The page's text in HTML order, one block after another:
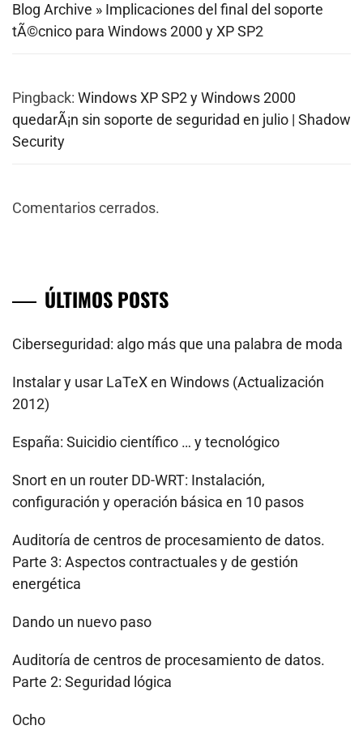
Blog Archive » Implicaciones del final del soporte
tÃ©cnico para Windows 2000 y XP SP2
Pingback: Windows XP SP2 y Windows 2000
quedarÃ¡n sin soporte de seguridad en julio | Shadow
Security
Comentarios cerrados.
ÚLTIMOS POSTS
Ciberseguridad: algo más que una palabra de moda
Instalar y usar LaTeX en Windows (Actualización
2012)
España: Suicidio científico … y tecnológico
Snort en un router DD-WRT: Instalación,
configuración y operación básica en 10 pasos
Auditoría de centros de procesamiento de datos.
Parte 3: Aspectos contractuales y de gestión
energética
Dando un nuevo paso
Auditoría de centros de procesamiento de datos.
Parte 2: Seguridad lógica
Ocho